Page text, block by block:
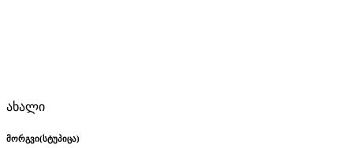
ახალი
მორგვი(სტუპიცა)